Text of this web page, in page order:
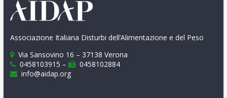
Associazione Italiana Disturbi dell’Alimentazione e del Peso
Via Sansovino 16 – 37138 Verona
0458103915 –
0458102884
info@aidap.org